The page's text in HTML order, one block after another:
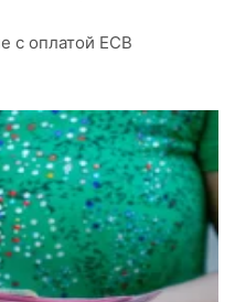
с оплатой ЕСВ